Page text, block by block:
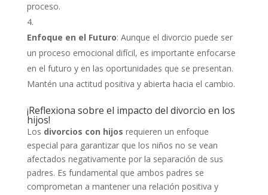
proceso.
Enfoque en el Futuro: Aunque el divorcio puede ser
un proceso emocional difícil, es importante enfocarse
en el futuro y en las oportunidades que se presentan.
Mantén una actitud positiva y abierta hacia el cambio.
¡Reflexiona sobre el impacto del divorcio en los
hijos!
Los divorcios con hijos requieren un enfoque
especial para garantizar que los niños no se vean
afectados negativamente por la separación de sus
padres. Es fundamental que ambos padres se
comprometan a mantener una relación positiva y